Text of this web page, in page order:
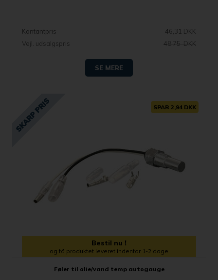
Kontantpris
46,31 DKK
Vejl. udsalgspris
48,75 DKK
SE MERE
SPAR 2,94 DKK
Bestil nu !
og få produktet leveret indenfor 1-2 dage
Føler til olie/vand temp autogauge